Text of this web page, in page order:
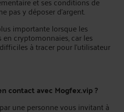
pas y déposer d’argent.
importante lorsque les
cryptomonnaies, car les
à tracer pour l’utilisateur
contact avec Mogfex.vip ?
une personne vous invitant à